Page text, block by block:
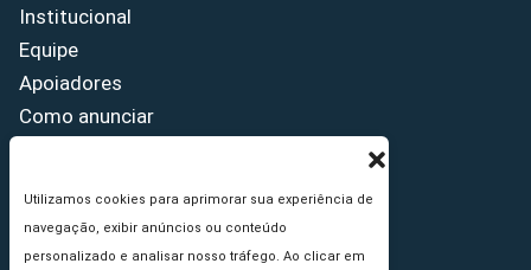
Utilizamos cookies para aprimorar sua experiência de
navegação, exibir anúncios ou conteúdo
personalizado e analisar nosso tráfego. Ao clicar em
Institucional
Equipe
Apoiadores
Como anunciar
Princípios Editoriais